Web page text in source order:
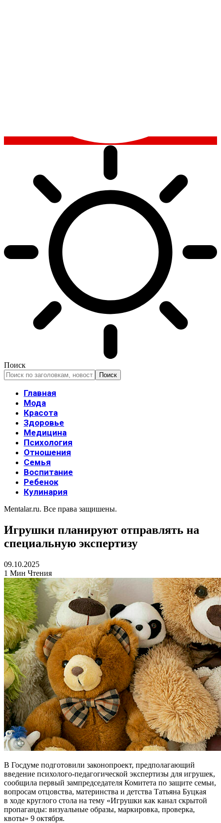
Поиск
Главная
Мода
Красота
Здоровье
Медицина
Психология
Отношения
Семья
Воспитание
Ребенок
Кулинария
Mentalar.ru. Все права защишены.
Игрушки планируют отправлять на
специальную экспертизу
09.10.2025
1 Мин Чтения
В Госдуме подготовили законопроект, предполагающий
введение психолого-педагогической экспертизы для игрушек,
сообщила первый зампредседателя Комитета по защите семьи,
вопросам отцовства, материнства и детства Татьяна Буцкая
в ходе круглого стола на тему «Игрушки как канал скрытой
пропаганды: визуальные образы, маркировка, проверка,
квоты» 9 октября.